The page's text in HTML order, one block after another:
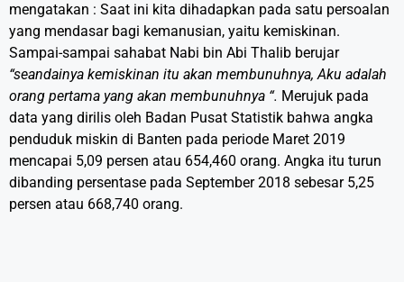
mengatakan : Saat ini kita dihadapkan pada satu persoalan
yang mendasar bagi kemanusian, yaitu kemiskinan.
Sampai-sampai sahabat Nabi bin Abi Thalib berujar
“seandainya kemiskinan itu akan membunuhnya, Aku adalah
orang pertama yang akan membunuhnya “. Merujuk pada
data yang dirilis oleh Badan Pusat Statistik bahwa angka
penduduk miskin di Banten pada periode Maret 2019
mencapai 5,09 persen atau 654,460 orang. Angka itu turun
dibanding persentase pada September 2018 sebesar 5,25
persen atau 668,740 orang.